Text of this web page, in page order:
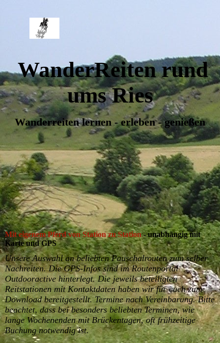
WanderReiten rund
ums Ries
Wanderreiten lernen - erleben - genießen
Mit eigenem Pferd von Station zu Station- unabhängig mit
Karte und GPS
Unsere Auswahl an beliebten Pauschalrouten zum selber
Nachreiten. Die GPS-Infos sind im Routenportal
Outdooractive hinterlegt. Die jeweils beteiligten
Reitstationen mit Kontaktdaten haben wir für euch zum
Download bereitgestellt. Termine nach Vereinbarung. Bitte
beachtet, dass bei besonders beliebten Terminen, wie
lange Wochenenden mit Brückentagen, oft frühzeitige
Buchung notwendig ist.